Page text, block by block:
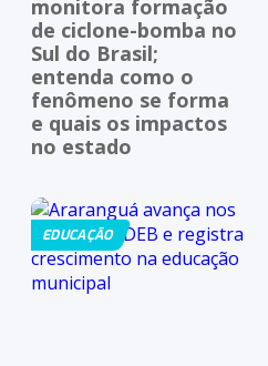
monitora formação
de ciclone-bomba no
Sul do Brasil;
entenda como o
fenômeno se forma
e quais os impactos
no estado
EDUCAÇÃO